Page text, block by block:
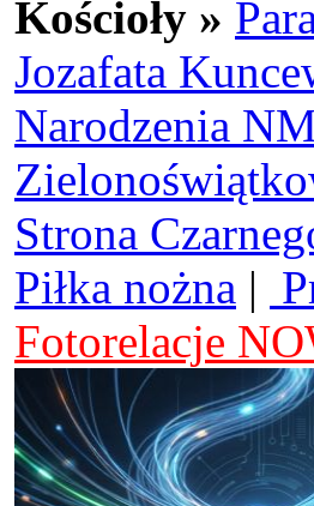
Kościoły »
Jozafata
Narodzenia
Strona
Piłka nożna |
Fotorelacje